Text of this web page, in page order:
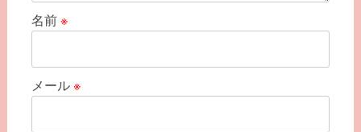
名前 ※
メール ※